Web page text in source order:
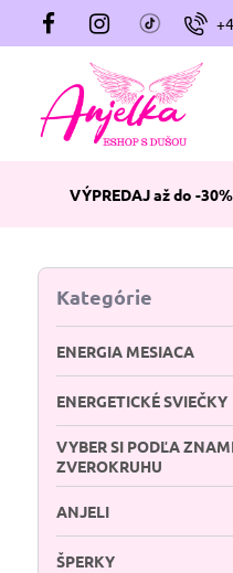
VÝPREDAJ až do -30%
Kategórie
ENERGIA MESIACA
ENERGETICKÉ SVIEČKY
VYBER SI PODĽA
ZVEROKRUHU
ANJELI
ŠPERKY